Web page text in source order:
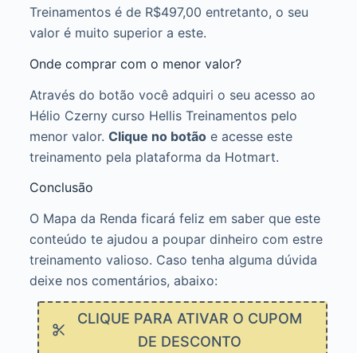
Treinamentos é de R$497,00 entretanto, o seu
valor é muito superior a este.
Onde comprar com o menor valor?
Através do botão você adquiri o seu acesso ao
Hélio Czerny curso Hellis Treinamentos pelo
menor valor. Clique no botãoe acesse este
treinamento pela plataforma da Hotmart.
Conclusão
O Mapa da Renda ficará feliz em saber que este
conteúdo te ajudou a poupar dinheiro com estre
treinamento valioso. Caso tenha alguma dúvida
deixe nos comentários, abaixo:
CLIQUE PARA ATIVAR O CUPOM
DE DESCONTO